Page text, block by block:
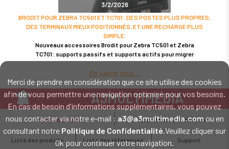
Merci de prendre en considération que ce site utilise des cookies
afin de vous permettre une navigation optimisé pour vos besoins.
En cas de besoin d'informations supplémentaires, vous pouvez
nous contacter via notre e-mail : a3@a3multimedia.comou en
consultant notre Politique de Confidentialité.Veuillez cliquer sur
Ok pour continuer votre navigation.
3/2/2026
BRODIT POUR ZEBRA TC501 ET TC701 : DES POSTES PLUS PROPRES,
DES TERMINAUX MIEUX POSITIONNÉS, ET UNE RECHARGE PLUS
SIMPLE.
Nouveaux accessoires Brodit pour Zebra TC501 et Zebra
TC701 : supports passifs et supports actifs pour migrer
En savoir plus
A3MULTIMEDIA
LE SPÉCIALISTE MATÉRIEL ET LOGICIEL CODE BARRE
Intervention sur tout le territoire : Cholet - Nantes - Angers - Rennes - Le
Mans - Bordeaux - Paris - Lille - Brest - Toulouse - Marseille - Poitiers -
Caen - Lyon - Reims - Lorient - Vannes - Quimper - Rouen
02 52 45 00 20 a3@a3multimedia.com
Liste des produits Liste des références Support
Mentions légales-Politique de